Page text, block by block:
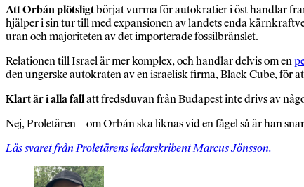
Att Orbán plötsligtbörjat vurma för autokratier i öst handlar
hjälper i sin tur till med expansionen av landets enda
uran och majoriteten av det importerade fossilbränslet.
Relationen till Israel är mer komplex, och handlar delvis om en
den ungerske autokraten av en israelisk firma, Black Cube, för
Klart är i alla fallatt fredsduvan från Budapest inte drivs av
Nej, Proletären – om Orbán ska liknas vid en fågel så är han
Läs svaret från Proletärens ledarskribent Marcus Jönsson.